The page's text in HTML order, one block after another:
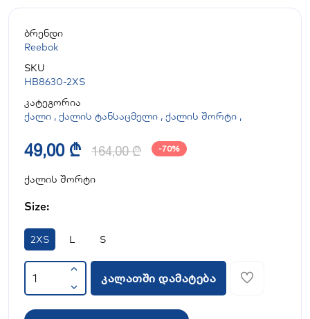
ბრენდი
Reebok
SKU
HB8630-2XS
კატეგორია
ქალი , ქალის ტანსაცმელი , ქალის შორტი ,
49,00 ₾ 164,00 ₾ -70%
ქალის შორტი
Size:
2XS L S
კალათში დამატება